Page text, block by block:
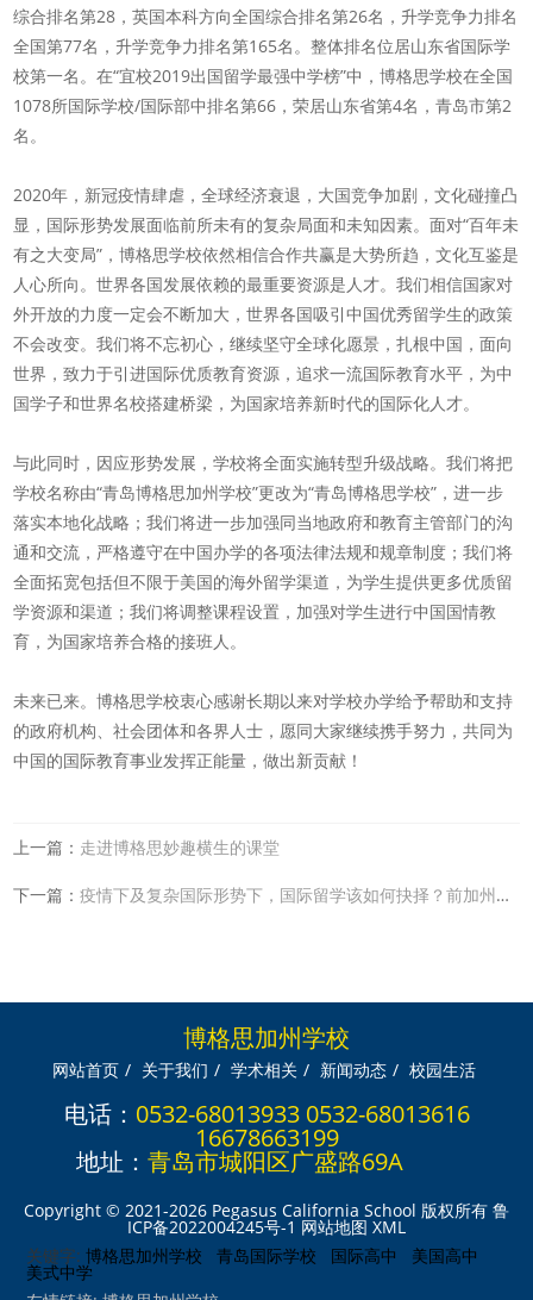
综合排名第28，英国本科方向全国综合排名第26名，升学竞争力排名
全国第77名，升学竞争力排名第165名。整体排名位居山东省国际学
校第一名。在“宜校2019出国留学最强中学榜”中，博格思学校在全国
1078所国际学校/国际部中排名第66，荣居山东省第4名，青岛市第2
名。
2020年，新冠疫情肆虐，全球经济衰退，大国竞争加剧，文化碰撞凸
显，国际形势发展面临前所未有的复杂局面和未知因素。面对“百年未
有之大变局”，博格思学校依然相信合作共赢是大势所趋，文化互鉴是
人心所向。世界各国发展依赖的最重要资源是人才。我们相信国家对
外开放的力度一定会不断加大，世界各国吸引中国优秀留学生的政策
不会改变。我们将不忘初心，继续坚守全球化愿景，扎根中国，面向
世界，致力于引进国际优质教育资源，追求一流国际教育水平，为中
国学子和世界名校搭建桥梁，为国家培养新时代的国际化人才。
与此同时，因应形势发展，学校将全面实施转型升级战略。我们将把
学校名称由“青岛博格思加州学校”更改为“青岛博格思学校”，进一步
落实本地化战略；我们将进一步加强同当地政府和教育主管部门的沟
通和交流，严格遵守在中国办学的各项法律法规和规章制度；我们将
全面拓宽包括但不限于美国的海外留学渠道，为学生提供更多优质留
学资源和渠道；我们将调整课程设置，加强对学生进行中国国情教
育，为国家培养合格的接班人。
未来已来。博格思学校衷心感谢长期以来对学校办学给予帮助和支持
的政府机构、社会团体和各界人士，愿同大家继续携手努力，共同为
中国的国际教育事业发挥正能量，做出新贡献！
上一篇： 走进博格思妙趣横生的课堂
下一篇：疫情下及复杂国际形势下，国际留学该如何抉择？前加州教育厅国际合
博格思加州学校
网站首页 / 关于我们 / 学术相关 / 新闻动态 / 校园生活
电话： 0532-68013933 0532-68013616
16678663199
地址： 青岛市城阳区广盛路69A
Copyright © 2021-2026 Pegasus California School 版权所有 鲁
ICP备2022004245号-1 网站地图 XML
关键字: 博格思加州学校 青岛国际学校 国际高中 美国高中
美式中学